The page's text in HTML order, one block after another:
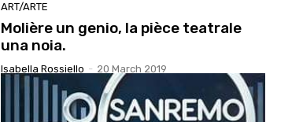
ART/ARTE
Molière un genio, la pièce teatrale
una noia.
Isabella Rossiello - 20 March 2019